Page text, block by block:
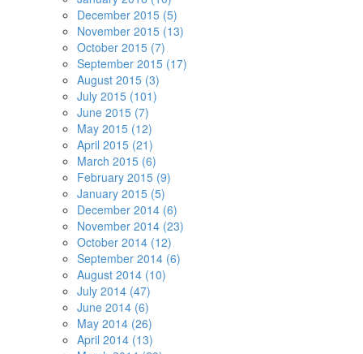
December 2015 (5)
November 2015 (13)
October 2015 (7)
September 2015 (17)
August 2015 (3)
July 2015 (101)
June 2015 (7)
May 2015 (12)
April 2015 (21)
March 2015 (6)
February 2015 (9)
January 2015 (5)
December 2014 (6)
November 2014 (23)
October 2014 (12)
September 2014 (6)
August 2014 (10)
July 2014 (47)
June 2014 (6)
May 2014 (26)
April 2014 (13)